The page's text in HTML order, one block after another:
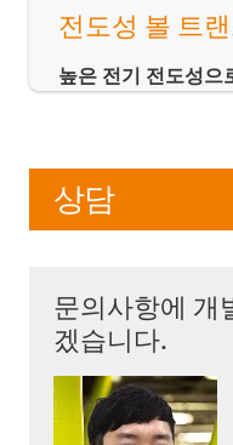
전도성 볼 트
높은 전기 전도성으
상담
문의사항에 개
겠습니다.